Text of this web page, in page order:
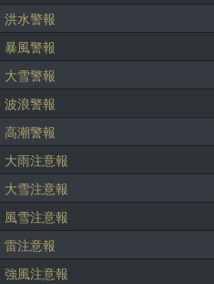
洪水警報
暴風警報
大雪警報
波浪警報
高潮警報
大雨注意報
大雪注意報
風雪注意報
雷注意報
強風注意報